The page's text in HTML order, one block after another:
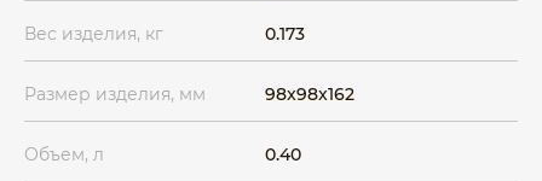
Вес изделия, кг 0.173
Размер изделия, мм 98x98x162
Объем, л 0.40